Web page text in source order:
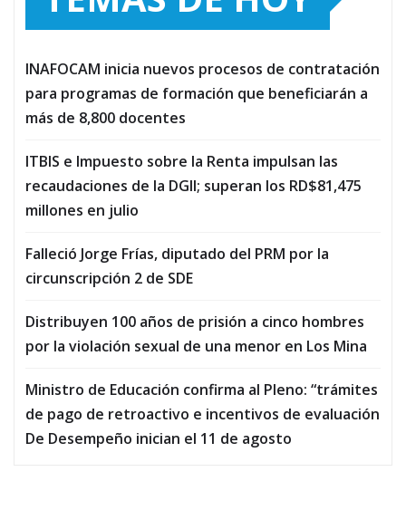
INAFOCAM inicia nuevos procesos de contratación
para programas de formación que beneficiarán a
más de 8,800 docentes
ITBIS e Impuesto sobre la Renta impulsan las
recaudaciones de la DGII; superan los RD$81,475
millones en julio
Falleció Jorge Frías, diputado del PRM por la
circunscripción 2 de SDE
Distribuyen 100 años de prisión a cinco hombres
por la violación sexual de una menor en Los Mina
Ministro de Educación confirma al Pleno: “trámites
de pago de retroactivo e incentivos de evaluación
De Desempeño inician el 11 de agosto